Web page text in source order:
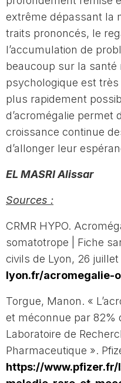
extrême dépassant la
traits prononcés, le
l’accumulation de
beaucoup sur la santé
psychologique est
plus rapidement
d’acromégalie permet
croissance continue
d’allonger leur
EL MASRI Alissar
Sources :
CRMR HYPO.
somatotrope | Fiche
civils de Lyon, 26 juillet
lyon.fr/acromegalie-
Torgue, Manon. «
et méconnue par 82%
Laboratoire de
Pharmaceutique ».
https://